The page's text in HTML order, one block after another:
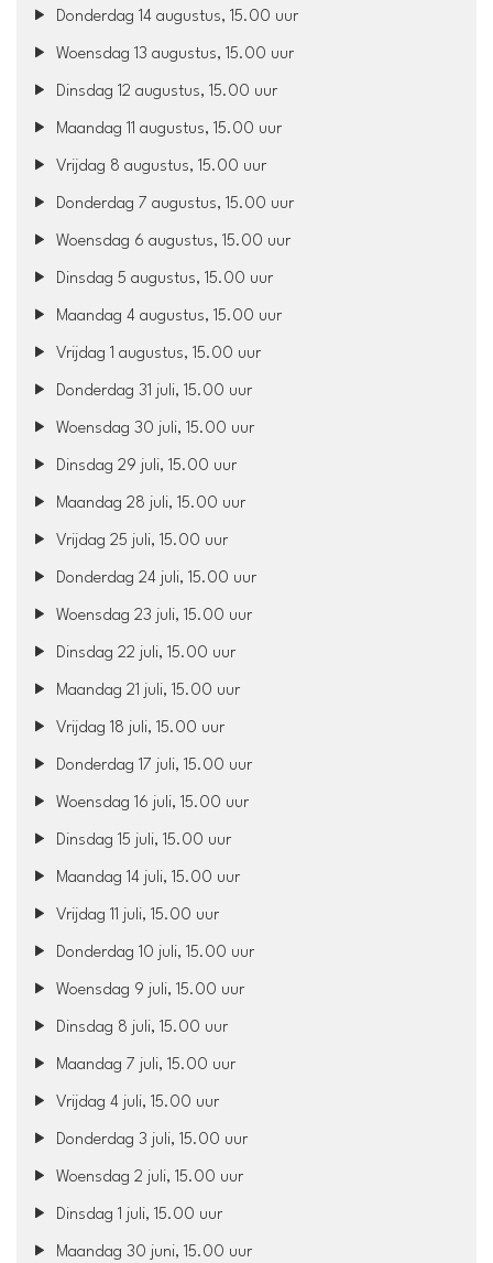
Donderdag 14 augustus, 15.00 uur
Woensdag 13 augustus, 15.00 uur
Dinsdag 12 augustus, 15.00 uur
Maandag 11 augustus, 15.00 uur
Vrijdag 8 augustus, 15.00 uur
Donderdag 7 augustus, 15.00 uur
Woensdag 6 augustus, 15.00 uur
Dinsdag 5 augustus, 15.00 uur
Maandag 4 augustus, 15.00 uur
Vrijdag 1 augustus, 15.00 uur
Donderdag 31 juli, 15.00 uur
Woensdag 30 juli, 15.00 uur
Dinsdag 29 juli, 15.00 uur
Maandag 28 juli, 15.00 uur
Vrijdag 25 juli, 15.00 uur
Donderdag 24 juli, 15.00 uur
Woensdag 23 juli, 15.00 uur
Dinsdag 22 juli, 15.00 uur
Maandag 21 juli, 15.00 uur
Vrijdag 18 juli, 15.00 uur
Donderdag 17 juli, 15.00 uur
Woensdag 16 juli, 15.00 uur
Dinsdag 15 juli, 15.00 uur
Maandag 14 juli, 15.00 uur
Vrijdag 11 juli, 15.00 uur
Donderdag 10 juli, 15.00 uur
Woensdag 9 juli, 15.00 uur
Dinsdag 8 juli, 15.00 uur
Maandag 7 juli, 15.00 uur
Vrijdag 4 juli, 15.00 uur
Donderdag 3 juli, 15.00 uur
Woensdag 2 juli, 15.00 uur
Dinsdag 1 juli, 15.00 uur
Maandag 30 juni, 15.00 uur